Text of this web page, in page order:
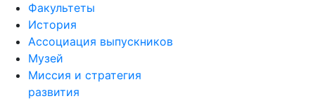
Факультеты
История
Ассоциация выпускников
Музей
Миссия и стратегия
развития